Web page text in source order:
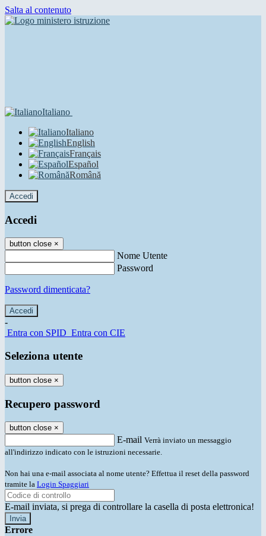
Salta al contenuto
Italiano
Italiano
English
Français
Español
Română
Accedi
Accedi
button close ×
Nome Utente
Password
Password dimenticata?
-
Entra con SPID Entra con CIE
Seleziona utente
button close ×
Recupero password
button close ×
E-mail Verrà inviato un messaggio
all'indirizzo indicato con le istruzioni necessarie.
Non hai una e-mail associata al nome utente? Effettua il reset della password
tramite la Login Spaggiari
E-mail inviata, si prega di controllare la casella di posta elettronica!
Errore